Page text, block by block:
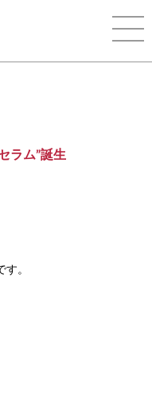
ラム”誕生
。